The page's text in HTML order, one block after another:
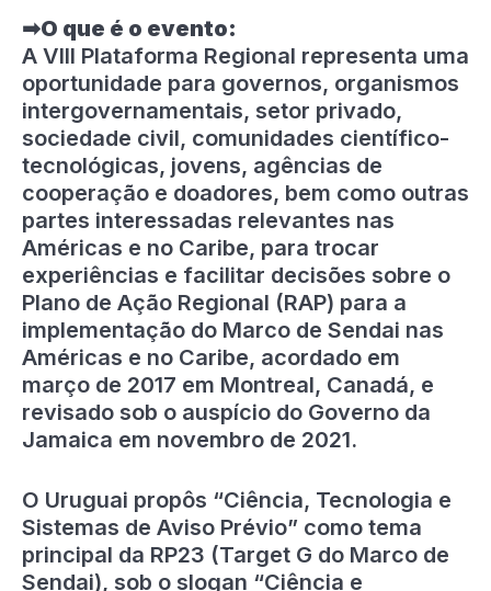
➡O que é o evento:
A VIII Plataforma Regional representa uma
oportunidade para governos, organismos
intergovernamentais, setor privado,
sociedade civil, comunidades científico-
tecnológicas, jovens, agências de
cooperação e doadores, bem como outras
partes interessadas relevantes nas
Américas e no Caribe, para trocar
experiências e facilitar decisões sobre o
Plano de Ação Regional (RAP) para a
implementação do Marco de Sendai nas
Américas e no Caribe, acordado em
março de 2017 em Montreal, Canadá, e
revisado sob o auspício do Governo da
Jamaica em novembro de 2021.
O Uruguai propôs “Ciência, Tecnologia e
Sistemas de Aviso Prévio” como tema
principal da RP23 (Target G do Marco de
Sendai), sob o slogan “Ciência e